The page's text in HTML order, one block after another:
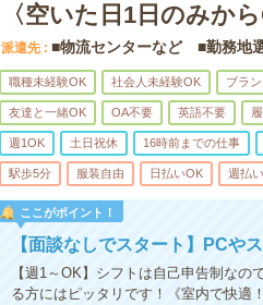
〈空いた日1日のみか
派遣先 ■物流センターなど ■勤務地
職種未経験OK 社会人未経験OK ブラ
友達と一緒OK OA不要 英語不要
週1OK 土日祝休 16時前までの仕事
駅歩5分 服装自由 日払いOK 週払
ここがポイント！
【面談なしでスタート】PCや
【週1～OK】シフトは自己申告制な
る方にはピッタリです！《室内で快適